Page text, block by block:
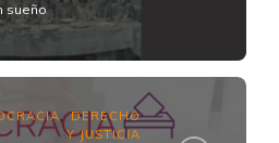
sueño
,DERECHO
Y JUSTICIA